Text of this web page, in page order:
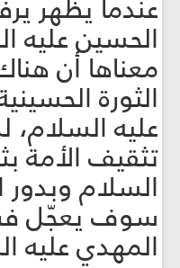
عندما يظهر
الحسين عليه
معناها أن
الثورة
عليه السلام،
تثقيف الأمة
السلام
سوف يعجّل
المهدي عليه